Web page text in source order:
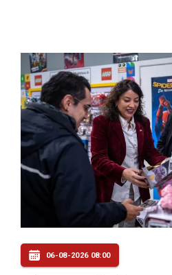
06-08-2026 08:00